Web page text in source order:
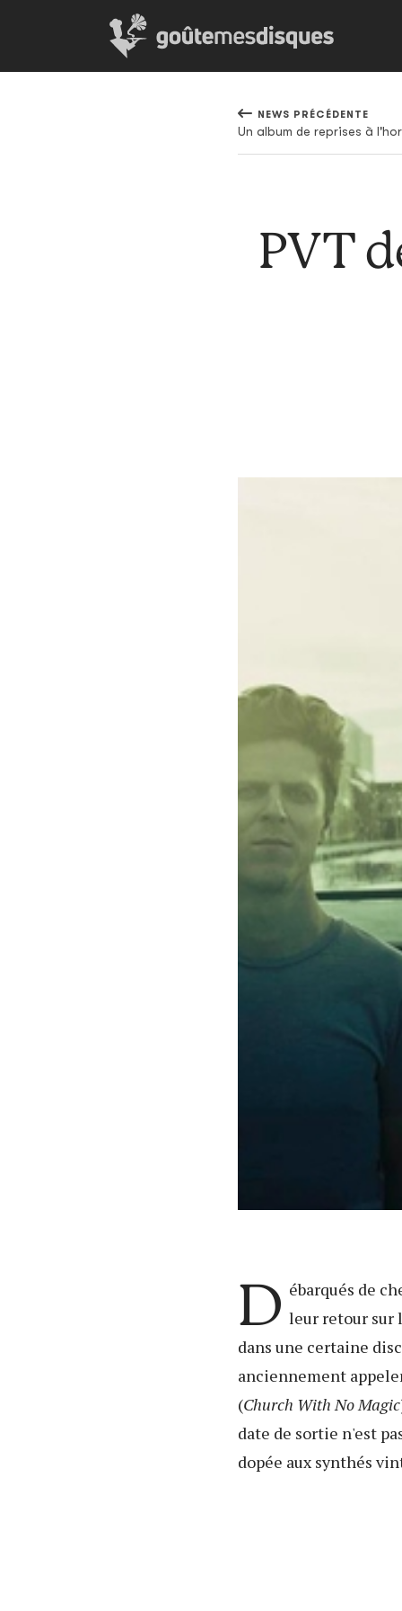
NEWS PRÉCÉDENTE
Un album de reprises à
PVT
D ébarqués de
leur retour sur
dans une certaine
anciennement
(Church With No Magic
date de sortie n'est
dopée aux synthés